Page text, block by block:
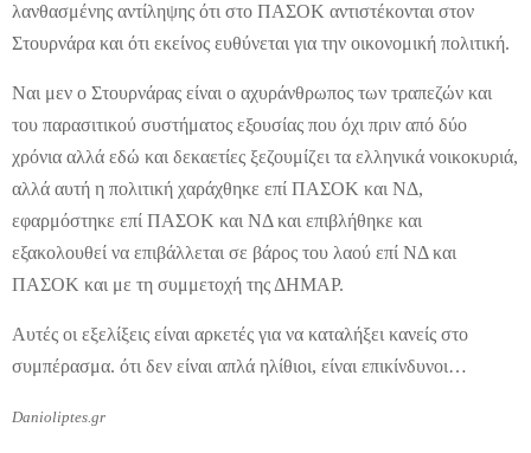
λανθασμένης αντίληψης ότι στο ΠΑΣΟΚ αντιστέκονται στον
Στουρνάρα και ότι εκείνος ευθύνεται για την οικονομική πολιτική.
Ναι μεν ο Στουρνάρας είναι ο αχυράνθρωπος των τραπεζών και
του παρασιτικού συστήματος εξουσίας που όχι πριν από δύο
χρόνια αλλά εδώ και δεκαετίες ξεζουμίζει τα ελληνικά νοικοκυριά,
αλλά αυτή η πολιτική χαράχθηκε επί ΠΑΣΟΚ και ΝΔ,
εφαρμόστηκε επί ΠΑΣΟΚ και ΝΔ και επιβλήθηκε και
εξακολουθεί να επιβάλλεται σε βάρος του λαού επί ΝΔ και
ΠΑΣΟΚ και με τη συμμετοχή της ΔΗΜΑΡ.
Αυτές οι εξελίξεις είναι αρκετές για να καταλήξει κανείς στο
συμπέρασμα. ότι δεν είναι απλά ηλίθιοι, είναι επικίνδυνοι…
Danioliptes.gr